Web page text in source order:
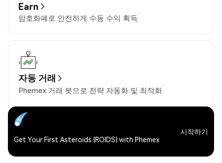
Earn
암호화폐로 안전하게 수동 수익 획득
자동 거래
Phemex 거래 봇으로 전략 자동화 및 최적화
Get Your First Asteroids (ROIDS) with Phemex
시작하기